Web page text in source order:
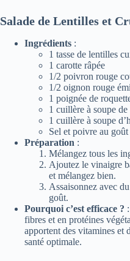
Salade de Lentilles et
Ingrédients :
1 tasse de lentilles
1 carotte râpée
1/2 poivron rouge
1/2 oignon rouge
1 poignée de
1 cuillère à soupe
1 cuillère à soupe
Sel et poivre au goût
Préparation :
Mélangez tous les
Ajoutez le vinaigre
et mélangez bien.
Assaisonnez avec
goût.
Pourquoi c’est efficace ?
fibres et en protéines
apportent des vitamines et
santé optimale.